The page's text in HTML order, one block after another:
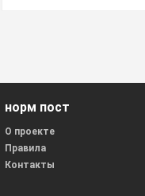
норм пост
О проекте
Правила
Контакты